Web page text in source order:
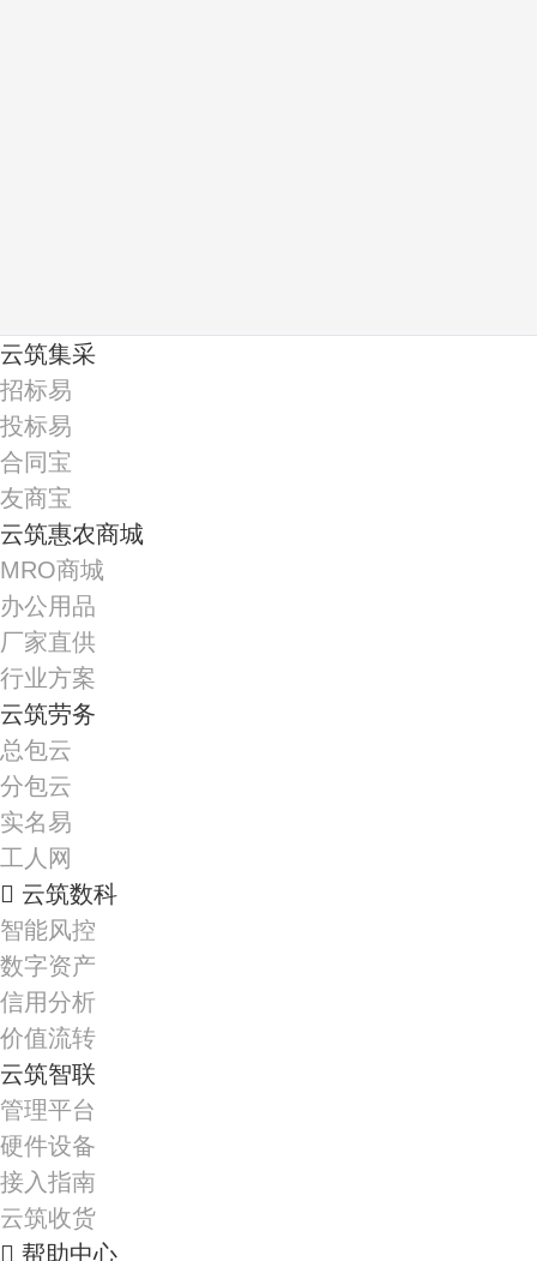
云筑集采
招标易
投标易
合同宝
友商宝
云筑惠农商城
MRO商城
办公用品
厂家直供
行业方案
云筑劳务
总包云
分包云
实名易
工人网
云筑数科
智能风控
数字资产
信用分析
价值流转
云筑智联
管理平台
硬件设备
接入指南
云筑收货
帮助中心